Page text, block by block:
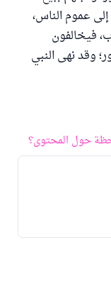
عموم الناس،
فيخالفون
وقد نهى النبي
حول المحتوى؟